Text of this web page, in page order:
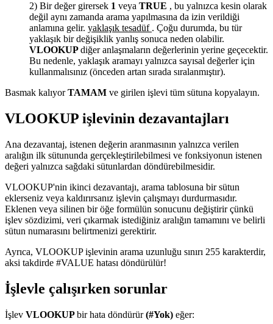
2) Bir değer girersek 1 veya TRUE , bu yalnızca kesin olarak
değil aynı zamanda arama yapılmasına da izin verildiği
anlamına gelir. yaklaşık tesadüf . Çoğu durumda, bu tür
yaklaşık bir değişiklik yanlış sonuca neden olabilir.
VLOOKUPdiğer anlaşmaların değerlerinin yerine geçecektir.
Bu nedenle, yaklaşık aramayı yalnızca sayısal değerler için
kullanmalısınız (önceden artan sırada sıralanmıştır).
Basmak kalıyorTAMAM ve girilen işlevi tüm sütuna kopyalayın.
VLOOKUP işlevinin dezavantajları
Ana dezavantaj, istenen değerin aranmasının yalnızca verilen
aralığın ilk sütununda gerçekleştirilebilmesi ve fonksiyonun istenen
değeri yalnızca sağdaki sütunlardan döndürebilmesidir.
VLOOKUP'nin ikinci dezavantajı, arama tablosuna bir sütun
eklerseniz veya kaldırırsanız işlevin çalışmayı durdurmasıdır.
Eklenen veya silinen bir öğe formülün sonucunu değiştirir çünkü
işlev sözdizimi, veri çıkarmak istediğiniz aralığın tamamını ve belirli
sütun numarasını belirtmenizi gerektirir.
Ayrıca, VLOOKUP işlevinin arama uzunluğu sınırı 255 karakterdir,
aksi takdirde #VALUE hatası döndürülür!
İşlevle çalışırken sorunlar
İşlev VLOOKUPbir hata döndürür(#Yok) eğer: